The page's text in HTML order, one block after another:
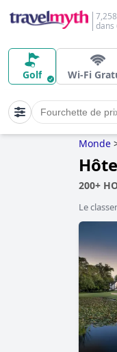
dans
Golf Wi-Fi
Fourchette de
Monde
200+
Le